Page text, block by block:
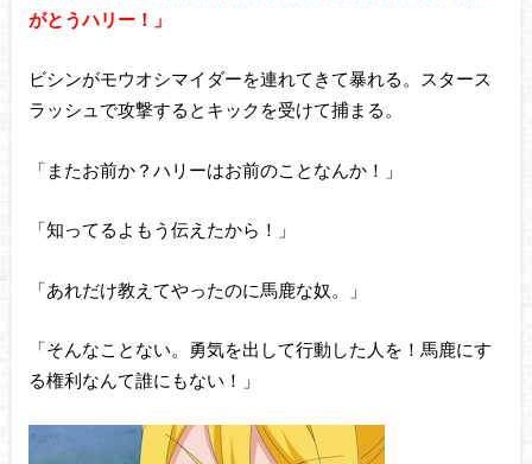
がとうハリー！」
ビシンがモウオシマイダーを連れてきて暴れる。スタース
ラッシュで攻撃するとキックを受けて捕まる。
「またお前か？ハリーはお前のことなんか！」
「知ってるよもう伝えたから！」
「あれだけ教えてやったのに馬鹿な奴。」
「そんなことない。勇気を出して行動した人を！馬鹿にす
る権利なんて誰にもない！」